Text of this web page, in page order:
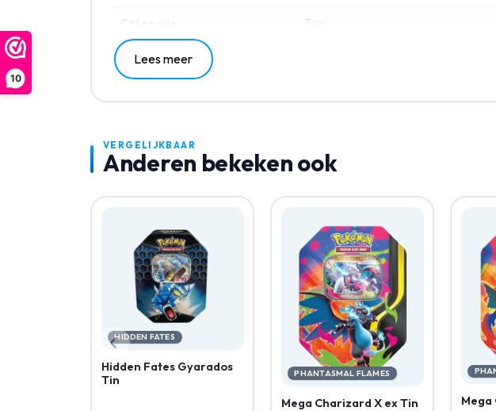
10
Tins
Lees meer
VERGELIJKBAAR
Anderen bekeken ook
HIDDEN FATES
Hidden Fates Gyarados
Tin
PHANTASMAL FLAMES
Mega Charizard X ex Tin Mega